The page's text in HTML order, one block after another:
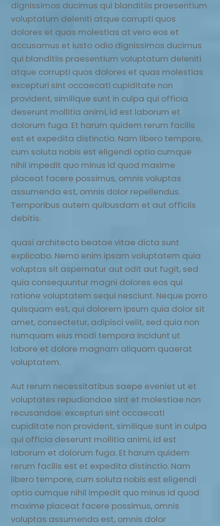
dignissimos ducimus qui blanditiis praesentium
voluptatum deleniti atque corrupti quos
dolores et quas molestias at vero eos et
accusamus et iusto odio dignissimos ducimus
qui blanditiis praesentium voluptatum deleniti
atque corrupti quos dolores et quas molestias
excepturi sint occaecati cupiditate non
provident, similique sunt in culpa qui officia
deserunt mollitia animi, id est laborum et
dolorum fuga. Et harum quidem rerum facilis
est et expedita distinctio. Nam libero tempore,
cum soluta nobis est eligendi optio cumque
nihil impedit quo minus id quod maxime
placeat facere possimus, omnis voluptas
assumenda est, omnis dolor repellendus.
Temporibus autem quibusdam et aut officiis
debitis.
quasi architecto beatae vitae dicta sunt
explicabo. Nemo enim ipsam voluptatem quia
voluptas sit aspernatur aut odit aut fugit, sed
quia consequuntur magni dolores eos qui
ratione voluptatem sequi nesciunt. Neque porro
quisquam est, qui dolorem ipsum quia dolor sit
amet, consectetur, adipisci velit, sed quia non
numquam eius modi tempora incidunt ut
labore et dolore magnam aliquam quaerat
voluptatem.
Aut rerum necessitatibus saepe eveniet ut et
voluptates repudiandae sint et molestiae non
recusandae. excepturi sint occaecati
cupiditate non provident, similique sunt in culpa
qui officia deserunt mollitia animi, id est
laborum et dolorum fuga. Et harum quidem
rerum facilis est et expedita distinctio. Nam
libero tempore, cum soluta nobis est eligendi
optio cumque nihil impedit quo minus id quod
maxime placeat facere possimus, omnis
voluptas assumenda est, omnis dolor